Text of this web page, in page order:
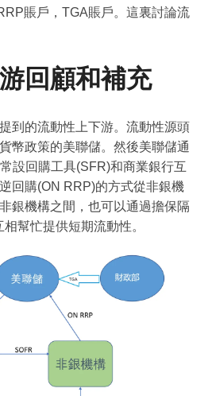
賬戶，TGA賬戶。這裏討論流
回顧和補充
到的流動性上下游。流動性源頭
幣政策的美聯儲。然後美聯儲通
設回購工具(SFR)和商業銀行互
回購(ON RRP)的方式從非銀機
銀機構之間，也可以通過擔保隔
幫忙提供短期流動性。